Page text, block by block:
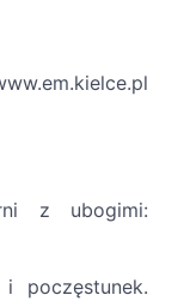
z ubogimi:
poczęstunek.